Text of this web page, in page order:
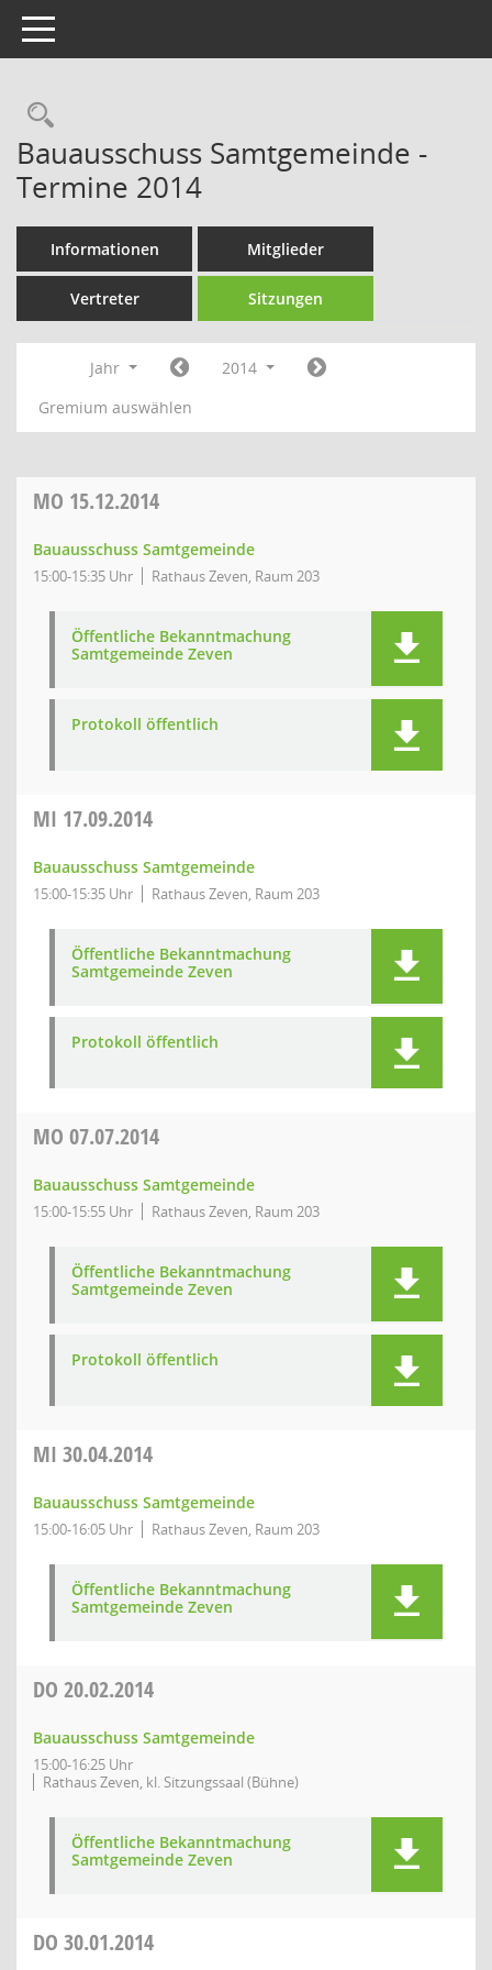
Toggle navigation
Rechercheauswahl
Bauausschuss Samtgemeinde -
Termine 2014
Informationen Mitglieder
Vertreter Sitzungen
Jahr
2014
Gremium auswählen
MO 15.12.2014
Bauausschuss Samtgemeinde
15:00-15:35 Uhr Rathaus Zeven, Raum 203
Öffentliche Bekanntmachung
Samtgemeinde Zeven
Protokoll öffentlich
MI 17.09.2014
Bauausschuss Samtgemeinde
15:00-15:35 Uhr Rathaus Zeven, Raum 203
Öffentliche Bekanntmachung
Samtgemeinde Zeven
Protokoll öffentlich
MO 07.07.2014
Bauausschuss Samtgemeinde
15:00-15:55 Uhr Rathaus Zeven, Raum 203
Öffentliche Bekanntmachung
Samtgemeinde Zeven
Protokoll öffentlich
MI 30.04.2014
Bauausschuss Samtgemeinde
15:00-16:05 Uhr Rathaus Zeven, Raum 203
Öffentliche Bekanntmachung
Samtgemeinde Zeven
DO 20.02.2014
Bauausschuss Samtgemeinde
15:00-16:25 Uhr
Rathaus Zeven, kl. Sitzungssaal (Bühne)
Öffentliche Bekanntmachung
Samtgemeinde Zeven
DO 30.01.2014